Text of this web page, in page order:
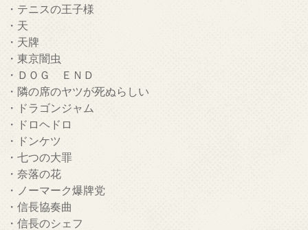
・テニスの王子様
・天
・天牌
・東京闇虫
・ＤＯＧ ＥＮＤ
・隣の席のヤツが死ぬらしい
・ドラゴンジャム
・ドロヘドロ
・ドンケツ
・七つの大罪
・奈落の花
・ノーマーク爆牌党
・信長協奏曲
・信長のシェフ